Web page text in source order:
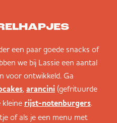
een paar goede snacks of
we bij Lassie een aantal
voor ontwikkeld. Ga
, arancini (gefrituurde
kleine rijst-notenburgers.
of als je een menu met